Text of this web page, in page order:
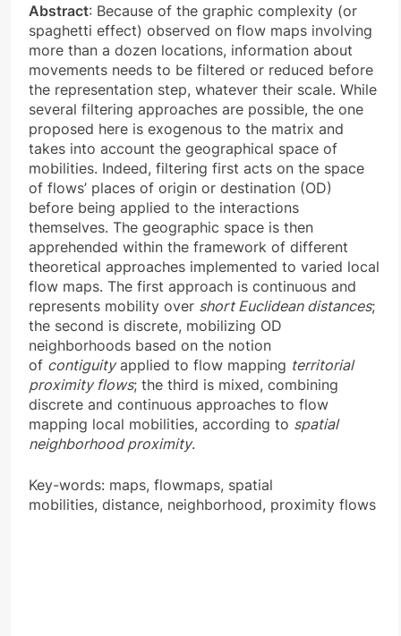
Abstract: Because of the graphic complexity (or
spaghetti effect) observed on flow maps involving
more than a dozen locations, information about
movements needs to be filtered or reduced before
the representation step, whatever their scale. While
several filtering approaches are possible, the one
proposed here is exogenous to the matrix and
takes into account the geographical space of
mobilities. Indeed, filtering first acts on the space
of flows’ places of origin or destination (OD)
before being applied to the interactions
themselves. The geographic space is then
apprehended within the framework of different
theoretical approaches implemented to varied local
flow maps. The first approach is continuous and
represents mobility over short Euclidean distances;
the second is discrete, mobilizing OD
neighborhoods based on the notion
of contiguityapplied to flow mapping territorial
proximity flows; the third is mixed, combining
discrete and continuous approaches to flow
mapping local mobilities, according to spatial
neighborhood proximity.
Key-words: maps, flowmaps, spatial
mobilities, distance, neighborhood, proximity flows